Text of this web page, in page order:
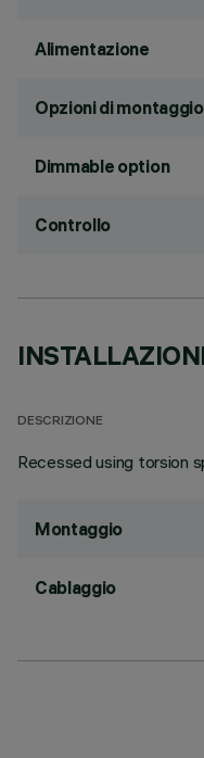
Alimentazione
Opzioni di montaggio
Dimmable option
Controllo
DESCRIZIONE
Recessed using torsion
Montaggio
Cablaggio